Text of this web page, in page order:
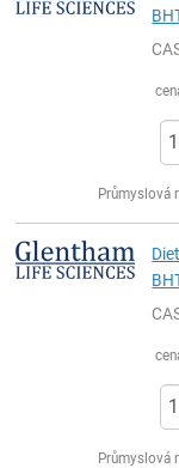
Průmyslová
Průmyslová